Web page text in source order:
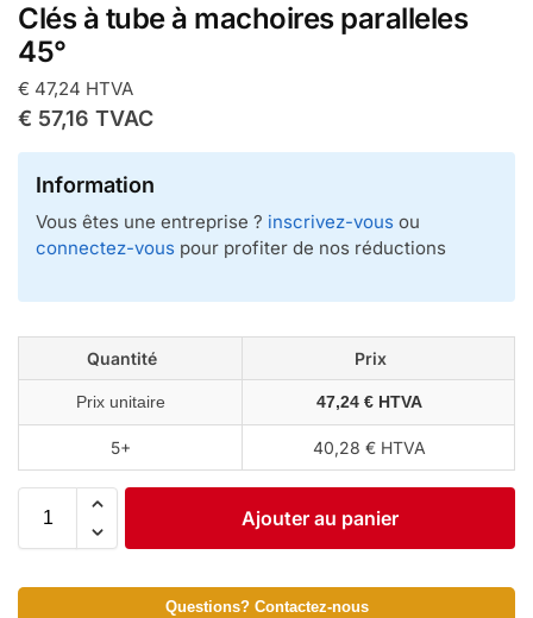
Clés à tube à machoires paralleles
45°
€ 47,24 HTVA
€ 57,16 TVAC
Information
Vous êtes une entreprise ? inscrivez-vous ou
connectez-vous pour profiter de nos réductions
Quantité Prix
Prix unitaire 47,24 € HTVA
5+ 40,28 € HTVA
Ajouter au panier
Questions? Contactez-nous